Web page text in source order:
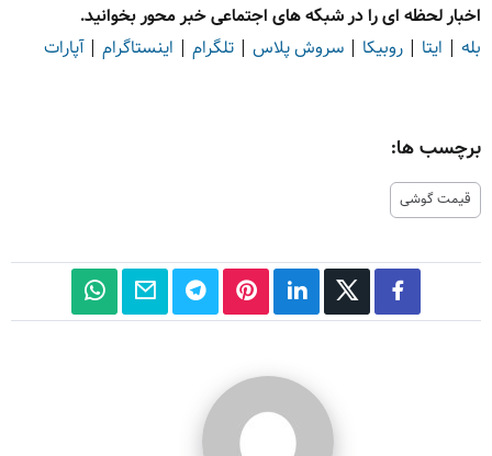
اخبار لحظه ای را در شبکه های اجتماعی خبر محور بخوانید.
بله | ایتا | روبیکا | سروش پلاس | تلگرام | اینستاگرام |آپارات
برچسب ها:
قیمت گوشی